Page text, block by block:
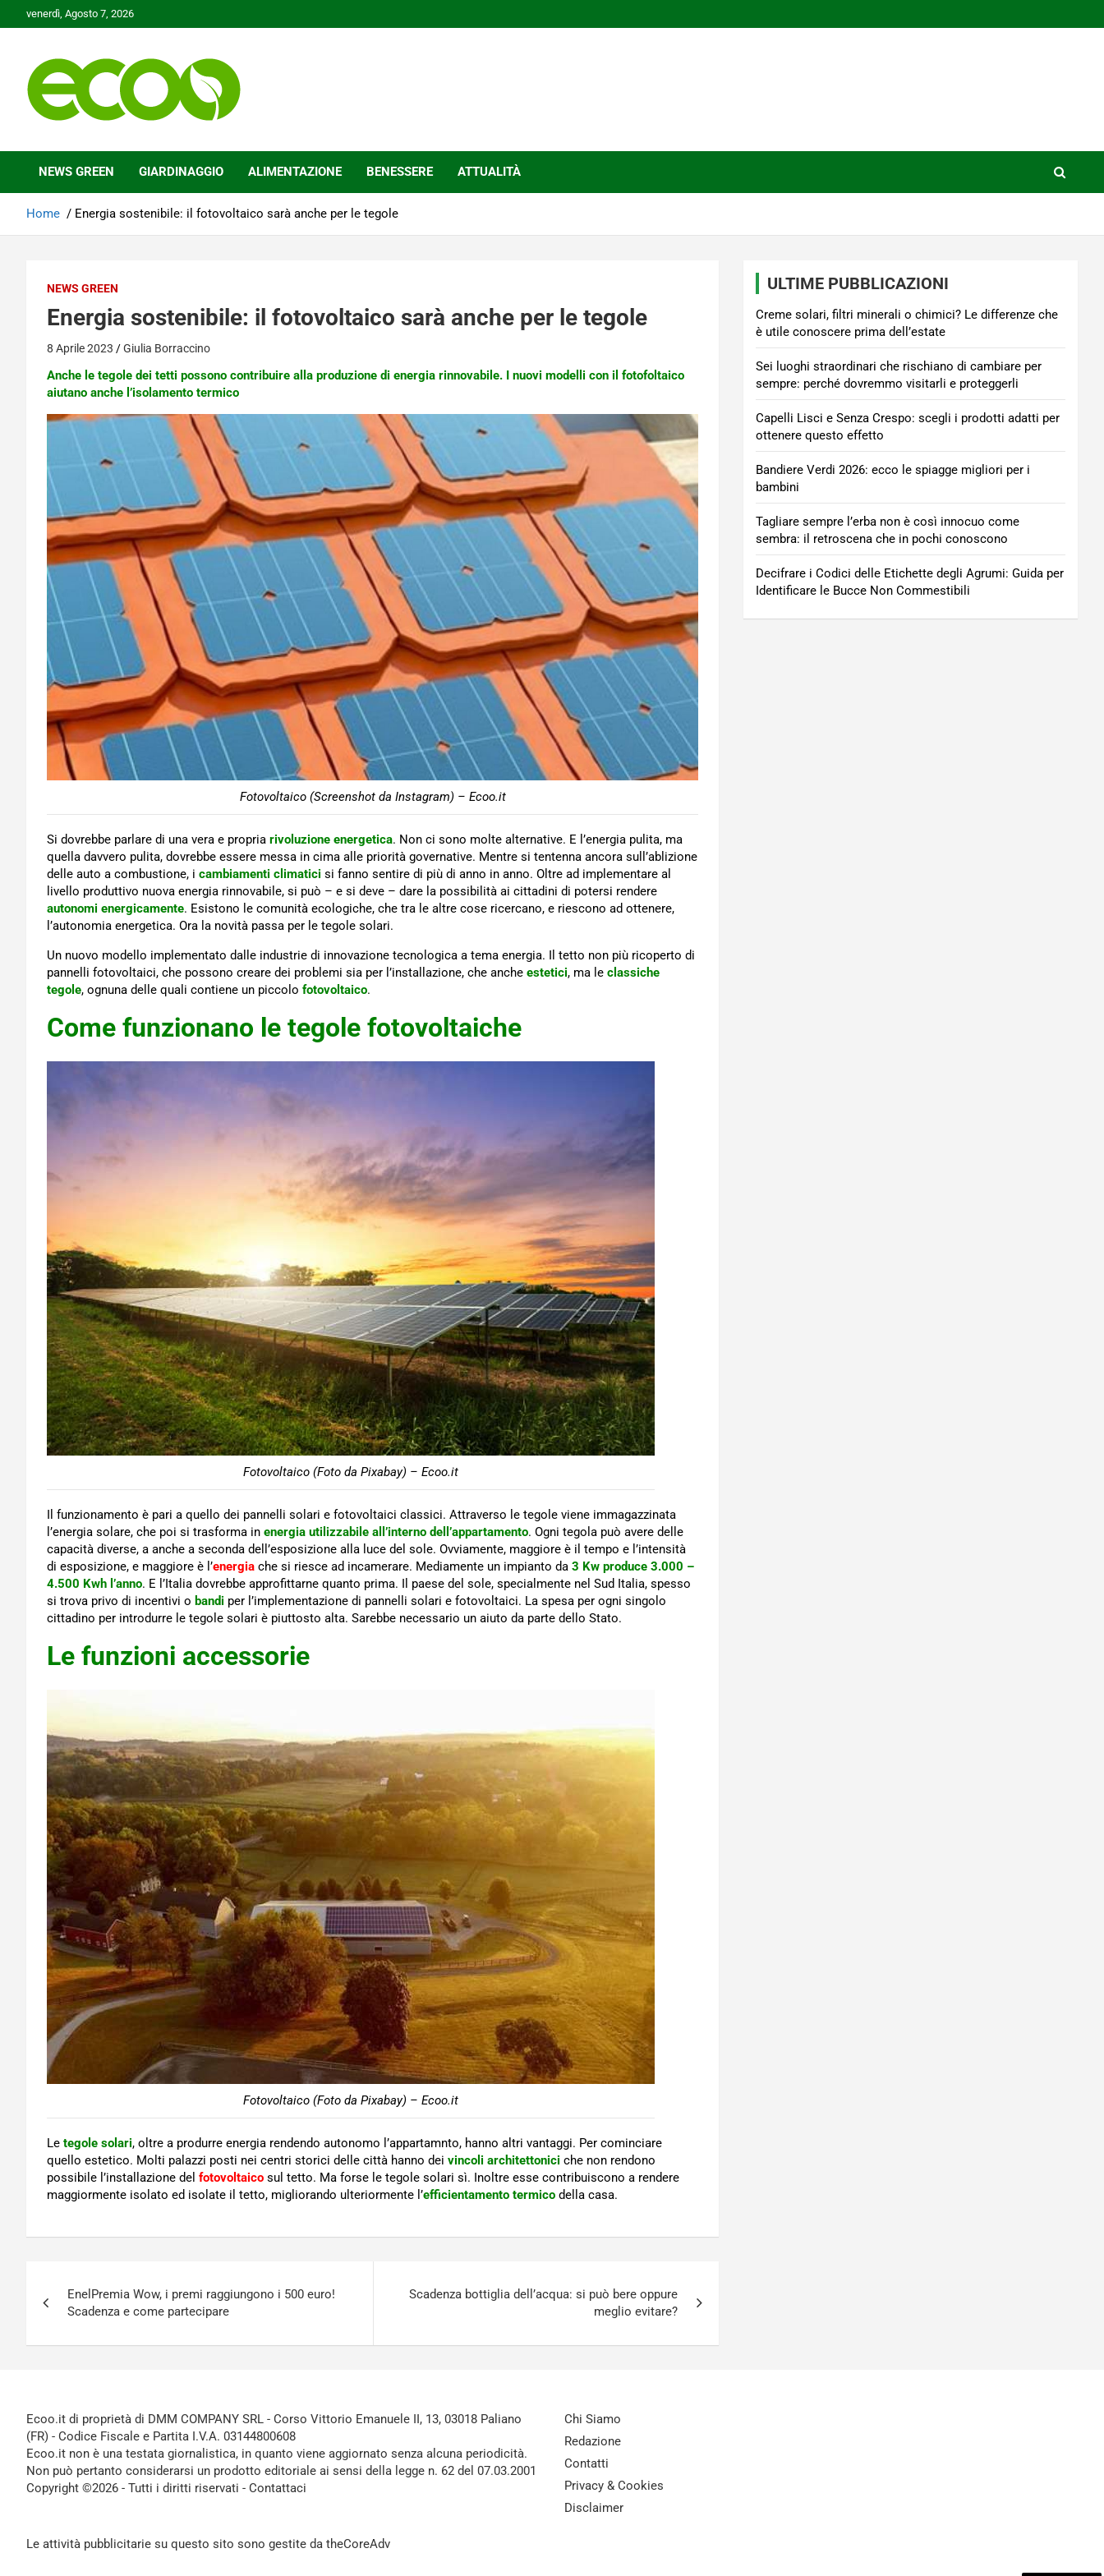
to
venerdì, Agosto 7, 2026
Ecoo.it
NEWS GREEN GIARDINAGGIO ALIMENTAZIONE BENESSERE ATTUALITÀ
Home Energia sostenibile: il fotovoltaico sarà anche per le tegole
NEWS GREEN
Energia sostenibile: il fotovoltaico sarà anche per le tegole
8 Aprile 2023 Giulia Borraccino
Anche le tegole dei tetti possono contribuire alla produzione di energia rinnovabile. I nuovi modelli con il fotofoltaico
aiutano anche l’isolamento termico
Fotovoltaico (Screenshot da Instagram) – Ecoo.it
Si dovrebbe parlare di una vera e propria rivoluzione energetica. Non ci sono molte alternative. E l’energia pulita, ma
quella davvero pulita, dovrebbe essere messa in cima alle priorità governative. Mentre si tentenna ancora sull’ablizione
delle auto a combustione, i cambiamenti climatici si fanno sentire di più di anno in anno. Oltre ad implementare al
livello produttivo nuova energia rinnovabile, si può – e si deve – dare la possibilità ai cittadini di potersi rendere
autonomi energicamente. Esistono le comunità ecologiche, che tra le altre cose ricercano, e riescono ad ottenere,
l’autonomia energetica. Ora la novità passa per le tegole solari.
Un nuovo modello implementato dalle industrie di innovazione tecnologica a tema energia. Il tetto non più ricoperto di
pannelli fotovoltaici, che possono creare dei problemi sia per l’installazione, che anche estetici, ma le classiche
tegole, ognuna delle quali contiene un piccolo fotovoltaico.
Come funzionano le tegole fotovoltaiche
Fotovoltaico (Foto da Pixabay) – Ecoo.it
Il funzionamento è pari a quello dei pannelli solari e fotovoltaici classici. Attraverso le tegole viene immagazzinata
l’energia solare, che poi si trasforma in energia utilizzabile all’interno dell’appartamento. Ogni tegola può avere delle
capacità diverse, a anche a seconda dell’esposizione alla luce del sole. Ovviamente, maggiore è il tempo e l’intensità
di esposizione, e maggiore è l’energia che si riesce ad incamerare. Mediamente un impianto da 3 Kw produce 3.000 –
4.500 Kwh l’anno. E l’Italia dovrebbe approfittarne quanto prima. Il paese del sole, specialmente nel Sud Italia, spesso
si trova privo di incentivi o bandi per l’implementazione di pannelli solari e fotovoltaici. La spesa per ogni singolo
cittadino per introdurre le tegole solari è piuttosto alta. Sarebbe necessario un aiuto da parte dello Stato.
Le funzioni accessorie
Fotovoltaico (Foto da Pixabay) – Ecoo.it
Le tegole solari, oltre a produrre energia rendendo autonomo l’appartamnto, hanno altri vantaggi. Per cominciare
quello estetico. Molti palazzi posti nei centri storici delle città hanno dei vincoli architettonici che non rendono
possibile l’installazione del fotovoltaico sul tetto. Ma forse le tegole solari sì. Inoltre esse contribuiscono a rendere
maggiormente isolato ed isolate il tetto, migliorando ulteriormente l’efficientamento termico della casa.
articoli
EnelPremia Wow, i premi raggiungono i 500 euro!
Scadenza e come partecipare
Scadenza bottiglia dell’acqua: si può bere oppure
meglio evitare?
ULTIME PUBBLICAZIONI
Creme solari, filtri minerali o chimici? Le differenze che
è utile conoscere prima dell’estate
Sei luoghi straordinari che rischiano di cambiare per
sempre: perché dovremmo visitarli e proteggerli
Capelli Lisci e Senza Crespo: scegli i prodotti adatti per
ottenere questo effetto
Bandiere Verdi 2026: ecco le spiagge migliori per i
bambini
Tagliare sempre l’erba non è così innocuo come
sembra: il retroscena che in pochi conoscono
Decifrare i Codici delle Etichette degli Agrumi: Guida per
Identificare le Bucce Non Commestibili
Ecoo.it di proprietà di DMM COMPANY SRL - Corso Vittorio Emanuele II, 13, 03018 Paliano
(FR) - Codice Fiscale e Partita I.V.A. 03144800608
Ecoo.it non è una testata giornalistica, in quanto viene aggiornato senza alcuna periodicità.
Non può pertanto considerarsi un prodotto editoriale ai sensi della legge n. 62 del 07.03.2001
Copyright ©2026 - Tutti i diritti riservati - Contattaci
Le attività pubblicitarie su questo sito sono gestite da theCoreAdv
Chi Siamo
Redazione
Contatti
Privacy & Cookies
Disclaimer